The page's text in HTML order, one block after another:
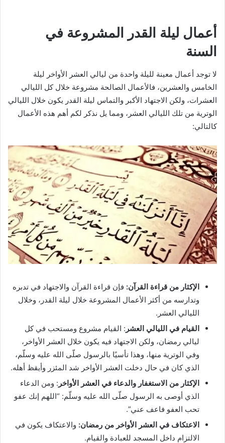
أعمال ليلة القدر المشروعة في
السنة
لا توجد أعمال معينة لليلة واحدة من ليالي العشر الأواخر ليلة
الخامس والعشرين، فالأعمال الصالحة مشروعة خلال كل الليالي
العشرات، ولكن الاجتهاد الأكبر والتماس ليلة القدر يكون خلال الليالي
الوترية من تلك الليالي العشر، ومما يل نذكر لكم أهم هذه الأعمال
كالتالي:
الإكثار من قراءة القرآن: فإن قراءة القرآن والاجتهاد في تدبره
وتدارسه من أكثر الأعمال المشروعة خلال ليلة القدر، وخلال
الليالي العشر.
القيام في الليالي العشر : القيام مشروع ومستحب في كل
ليالي رمضان، ولكن الاجتهاد فيه يكون خلال العشر الأواخر،
وفي الوترية منها، وهذا تأسيًا بالرسول صلّى الله عليه وسلّم،
الذي كان في حال دخلت العشر الأواخر شد المئزر وأيقظ أهله.
الإكثار من الاستغفار والدعاء في العشر الأواخر : ومن الدعاء
الذي أوصى به الرسول صلّى الله عليه وسلّم: “اللهم إنك عفو
تحب العفو فاعف عني”.
الاعتكاف في العشر الأواخر من رمضان: والاعتكاف يكون في
الالتزام داخل المسجد للعبادة والقيام.